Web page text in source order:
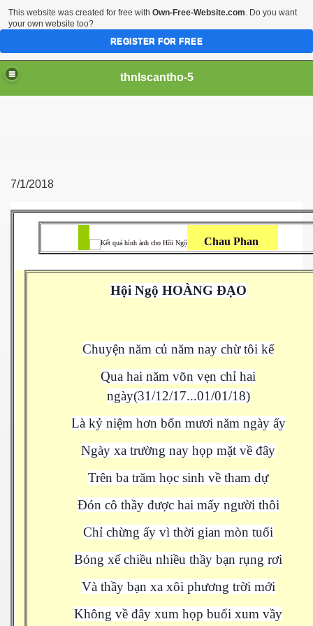
thnlscantho-5
7/1/2018
Chau Phan
Hội Ngộ HOÀNG ĐẠO
Chuyện năm củ năm nay chừ tôi kể
Qua hai năm võn vẹn chỉ hai
ngày(31/12/17...01/01/18)
Là kỷ niệm hơn bốn mươi năm ngày ấy
Ngày xa trường nay họp mặt về đây
Trên ba trăm học sinh về tham dự
Đón cô thầy được hai mấy người thôi
Chỉ chừng ấy vì thời gian mòn tuổi
Bóng xế chiều nhiều thầy bạn rụng rơi
Và thầy bạn xa xôi phương trời mới
Không về đây xum họp buổi xum vầy
This website was created for free with Own-Free-Website.com. Do you want
your own website too?
REGISTER FOR FREE